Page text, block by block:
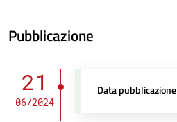
Pubblicazione
21
06/2024
Data pubblicazione